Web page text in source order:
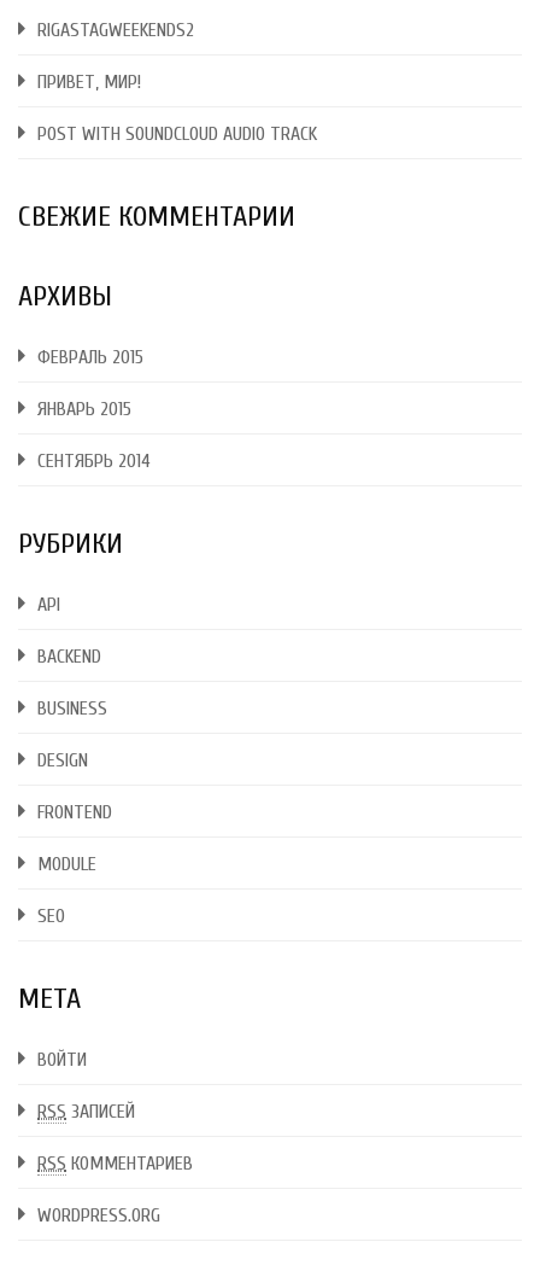
RIGASTAGWEEKENDS2
ПРИВЕТ, МИР!
POST WITH SOUNDCLOUD AUDIO TRACK
СВЕЖИЕ КОММЕНТАРИИ
АРХИВЫ
ФЕВРАЛЬ 2015
ЯНВАРЬ 2015
СЕНТЯБРЬ 2014
РУБРИКИ
API
BACKEND
BUSINESS
DESIGN
FRONTEND
MODULE
SEO
МЕТА
ВОЙТИ
RSS ЗАПИСЕЙ
RSS КОММЕНТАРИЕВ
WORDPRESS.ORG